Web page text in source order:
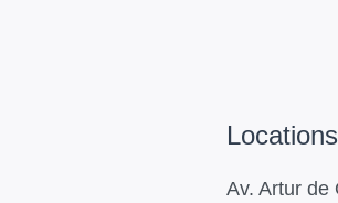
Locations
Av. Artur de